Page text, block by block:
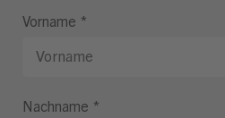
Vorname *
Nachname *